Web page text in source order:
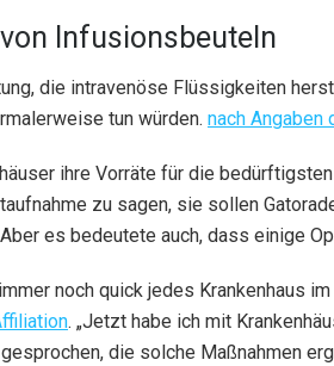
Infusionsbeuteln
die intravenöse Flüssigkeiten
tun würden. nach Angaben
ihre Vorräte für die
zu sagen, sie sollen
es bedeutete auch, dass einige
noch quick jedes Krankenhaus im
. „Jetzt habe ich mit
die solche Maßnahmen